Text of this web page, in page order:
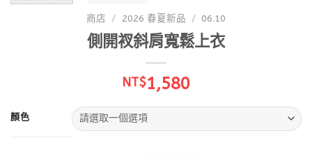
商店 / 2026 春夏新品 / 06.10
側開衩斜肩寬鬆上衣
NT$1,580
顏色